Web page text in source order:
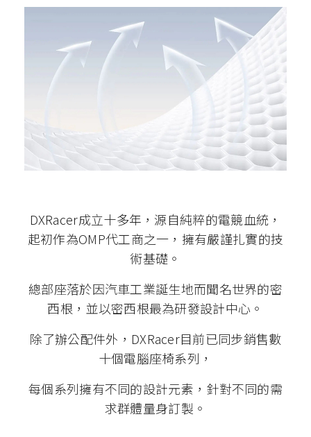
DXRacer成立十多年，源自純粹的電競血統，
起初作為OMP代工商之一，擁有嚴謹扎實的技
術基礎。
總部座落於因汽車工業誕生地而聞名世界的密
西根，並以密西根最為研發設計中心。
除了辦公配件外，DXRacer目前已同步銷售數
十個電腦座椅系列，
每個系列擁有不同的設計元素，針對不同的需
求群體量身訂製。